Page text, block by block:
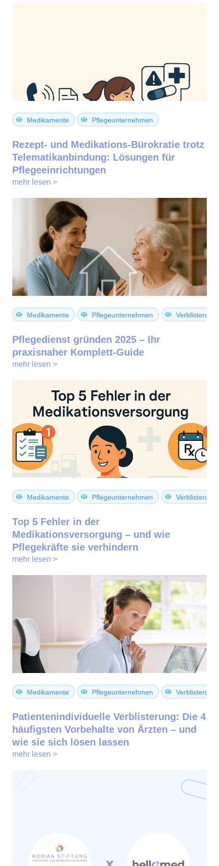
Medikamente Pflegeunternehmen
Rezept- und Medikations-Bürokratie trotz
Telematikanbindung: Lösungen für
Pflegeeinrichtungen
mehr lesen >
Medikamente Pflegeunternehmen Verblisterung
Pflegedienst gründen 2025 – Ihr
praxisnaher Komplett-Guide
mehr lesen >
Medikamente Pflegeunternehmen Verblisterung
Top 5 Fehler in der
Medikationsversorgung – und wie
Pflegekräfte sie verhindern
mehr lesen >
Medikamente Pflegeunternehmen Verblisterung
Patientenindividuelle Verblisterung: Die 4
häufigsten Vorbehalte von Ärzten – und
wie sie sich lösen lassen
mehr lesen >